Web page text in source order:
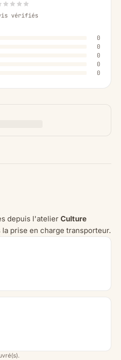
vérifiés
0
0
0
0
0
depuis l'atelier Culture
la prise en charge transporteur.